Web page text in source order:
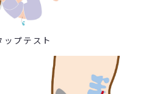
ップテスト